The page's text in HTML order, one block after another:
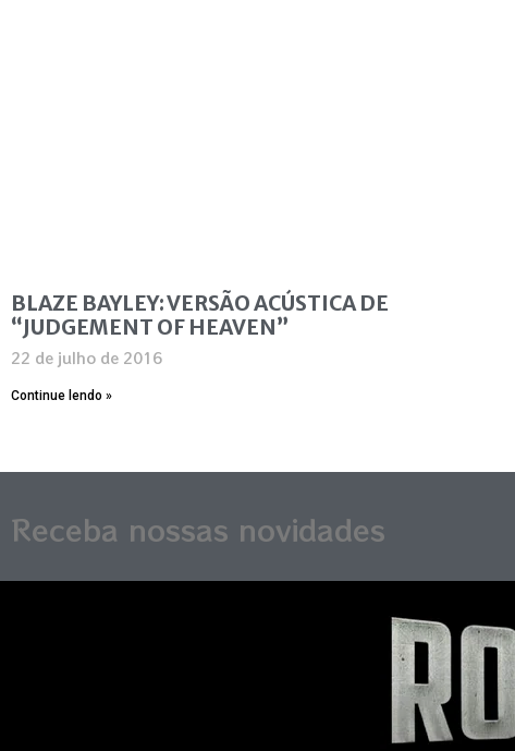
BLAZE BAYLEY: VERSÃO ACÚSTICA DE
“JUDGEMENT OF HEAVEN”
22 de julho de 2016
Continue lendo »
Receba nossas novidades